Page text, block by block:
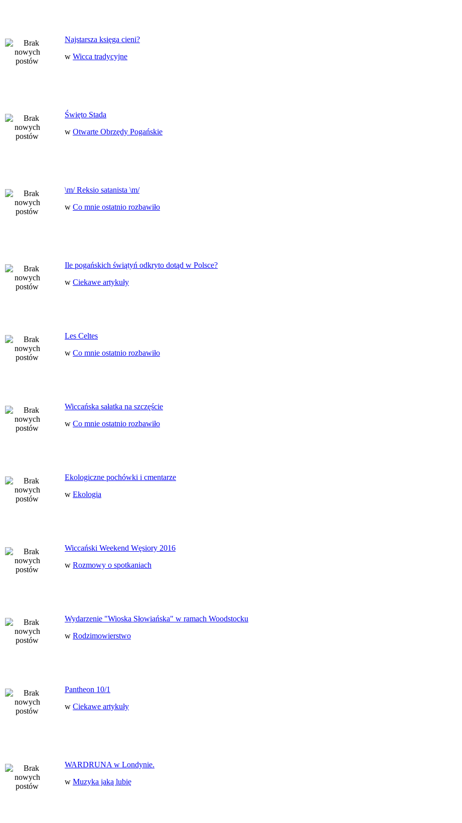
Najstarsza księga cieni?
w Wicca tradycyjne
Święto Stada
w Otwarte Obrzędy Pogańskie
\m/ Reksio satanista \m/
w Co mnie ostatnio rozbawiło
Ile pogańskich świątyń odkryto dotąd w Polsce?
w Ciekawe artykuły
Les Celtes
w Co mnie ostatnio rozbawiło
Wiccańska sałatka na szczęście
w Co mnie ostatnio rozbawiło
Ekologiczne pochówki i cmentarze
w Ekologia
Wiccański Weekend Węsiory 2016
w Rozmowy o spotkaniach
Wydarzenie "Wioska Słowiańska" w ramach Woodstocku
w Rodzimowierstwo
Pantheon 10/1
w Ciekawe artykuły
WARDRUNA w Londynie.
w Muzyka jaką lubię